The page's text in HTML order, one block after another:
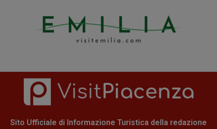
Sito Ufficiale di Informazione Turistica della redazione